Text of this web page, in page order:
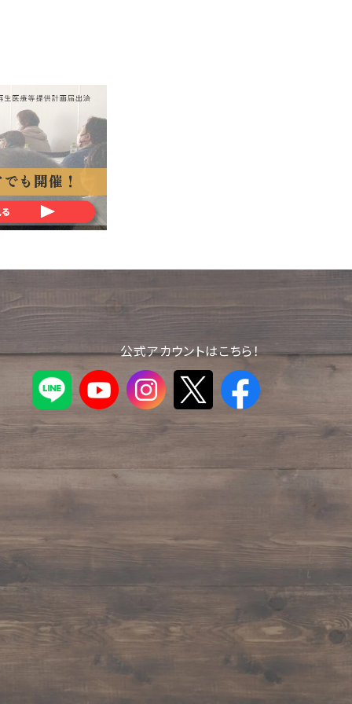
公式アカウントはこちら！